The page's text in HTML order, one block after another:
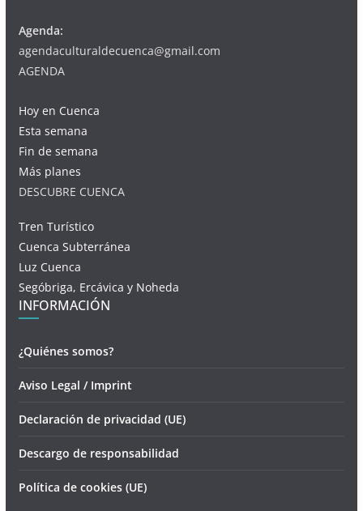
Agenda:
agendaculturaldecuenca@gmail.com
AGENDA
Hoy en Cuenca
Esta semana
Fin de semana
Más planes
DESCUBRE CUENCA
Tren Turístico
Cuenca Subterránea
Luz Cuenca
Segóbriga, Ercávica y Noheda
INFORMACIÓN
¿Quiénes somos?
Aviso Legal / Imprint
Declaración de privacidad (UE)
Descargo de responsabilidad
Política de cookies (UE)